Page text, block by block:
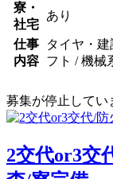
寮・
社宅
あり
仕事
内容
タイヤ・
フト / 機械
募集が停止してい
2交代or3交